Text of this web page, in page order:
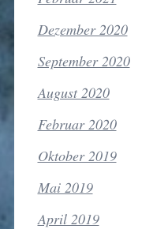
Dezember 2020
September 2020
August 2020
Februar 2020
Oktober 2019
Mai 2019
April 2019